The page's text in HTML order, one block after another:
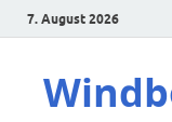
7. August 2026